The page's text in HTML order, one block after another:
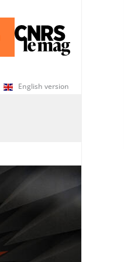
English version